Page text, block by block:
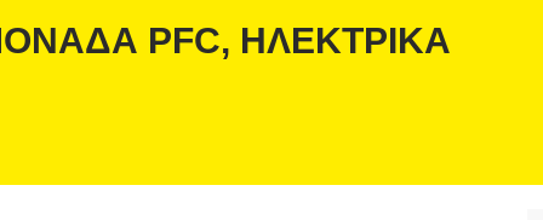
PFC, ΗΛΕΚΤΡΙΚΆ